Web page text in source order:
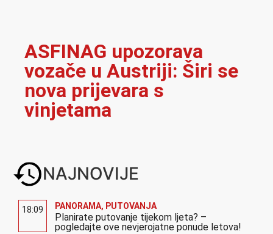
ASFINAG upozorava
vozače u Austriji: Širi se
nova prijevara s
vinjetama
NAJNOVIJE
18:09 PANORAMA, PUTOVANJA
Planirate putovanje tijekom ljeta? –
pogledajte ove nevjerojatne ponude letova!